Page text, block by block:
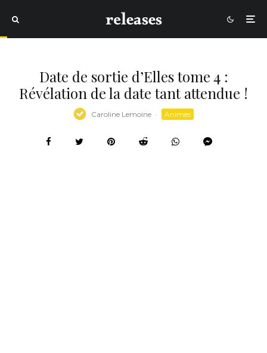
Date de sortie d’Elles tome 4 :
Révélation de la date tant attendue !
Caroline Lemoine · Animes